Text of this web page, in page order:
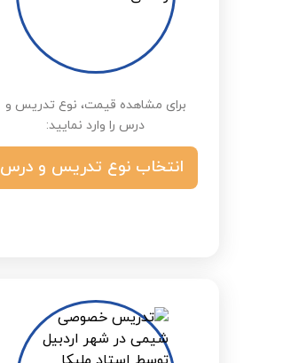
برای مشاهده قیمت، نوع تدریس و
درس را وارد نمایید:
انتخاب نوع تدریس و درس